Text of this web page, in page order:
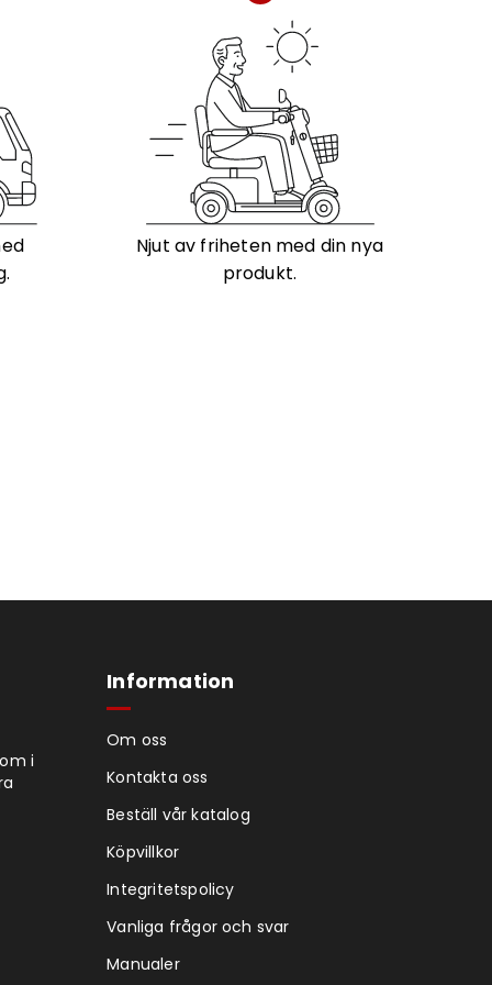
Njut av friheten med din nya
produkt.
i
Information
Om oss
Kontakta oss
Beställ vår katalog
Köpvillkor
Integritetspolicy
Vanliga frågor och svar
Manualer